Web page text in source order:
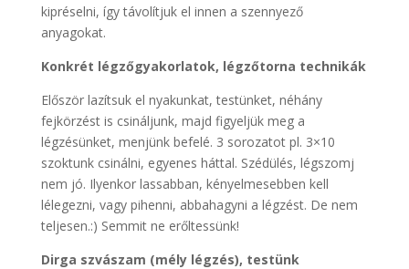
kipréselni, így távolítjuk el innen a szennyező
anyagokat.
Konkrét légzőgyakorlatok, légzőtorna technikák
Először lazítsuk el nyakunkat, testünket, néhány
fejkörzést is csináljunk, majd figyeljük meg a
légzésünket, menjünk befelé. 3 sorozatot pl. 3×10
szoktunk csinálni, egyenes háttal. Szédülés, légszomj
nem jó. Ilyenkor lassabban, kényelmesebben kell
lélegezni, vagy pihenni, abbahagyni a légzést. De nem
teljesen.:) Semmit ne erőltessünk!
Dirga szvászam (mély légzés), testünk